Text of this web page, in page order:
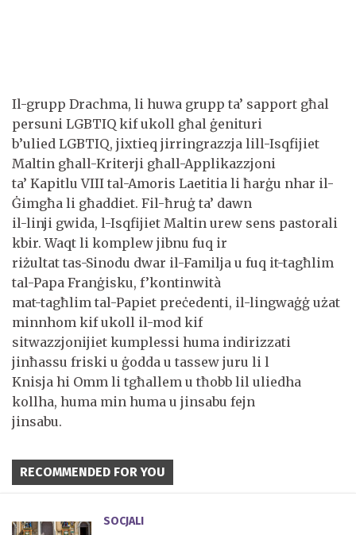
Il-grupp Drachma, li huwa grupp ta’ sapport għal
persuni LGBTIQ kif ukoll għal ġenituri
b’ulied LGBTIQ, jixtieq jirringrazzja lill-Isqfijiet
Maltin għall-Kriterji għall-Applikazzjoni
ta’ Kapitlu VIII tal-Amoris Laetitia li ħarġu nhar il-
Ġimgħa li għaddiet. Fil-ħruġ ta’ dawn
il-linji gwida, l-Isqfijiet Maltin urew sens pastorali
kbir. Waqt li komplew jibnu fuq ir
riżultat tas-Sinodu dwar il-Familja u fuq it-tagħlim
tal-Papa Franġisku, f’kontinwità
mat-tagħlim tal-Papiet preċedenti, il-lingwaġġ użat
minnhom kif ukoll il-mod kif
sitwazzjonijiet kumplessi huma indirizzati
jinħassu friski u ġodda u tassew juru li l
Knisja hi Omm li tgħallem u tħobb lil uliedha
kollha, huma min huma u jinsabu fejn
jinsabu.
RECOMMENDED FOR YOU
SOCJALI